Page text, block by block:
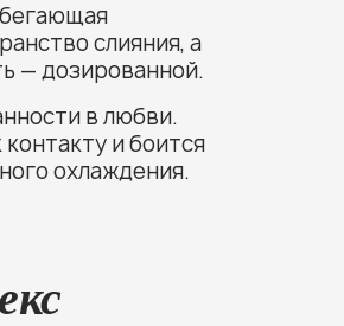
слияния, а
— дозированной.
в любви.
и боится
охлаждения.